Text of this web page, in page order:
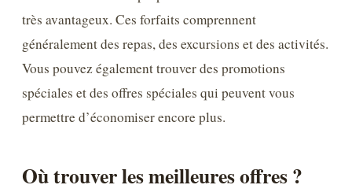
très avantageux. Ces forfaits comprennent
généralement des repas, des excursions et des activités.
Vous pouvez également trouver des promotions
spéciales et des offres spéciales qui peuvent vous
permettre d’économiser encore plus.
Où trouver les meilleures offres ?